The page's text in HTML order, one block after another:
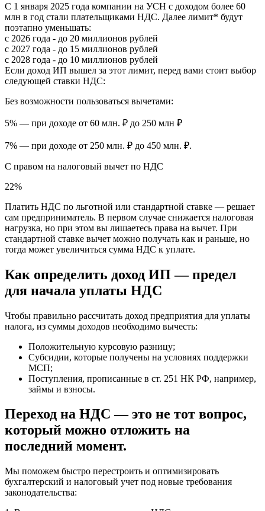
С 1 января 2025 года компании на УСН с доходом более 60
млн в год стали плательщиками НДС. Далее лимит* будут
поэтапно уменьшать:
с 2026 года - до 20 миллионов рублей
с 2027 года - до 15 миллионов рублей
с 2028 года - до 10 миллионов рублей
Если доход ИП вышел за этот лимит, перед вами стоит выбор
следующей ставки НДС:
Без возможности пользоваться вычетами:
5% — при доходе от 60 млн. ₽ до 250 млн ₽
7% — при доходе от 250 млн. ₽ до 450 млн. ₽.
С правом на налоговый вычет по НДС
22%
Платить НДС по льготной или стандартной ставке — решает
сам предприниматель. В первом случае снижается налоговая
нагрузка, но при этом вы лишаетесь права на вычет. При
стандартной ставке вычет можно получать как и раньше, но
тогда может увеличиться сумма НДС к уплате.
Как определить доход ИП — предел
для начала уплаты НДС
Чтобы правильно рассчитать доход предприятия для уплаты
налога, из суммы доходов необходимо вычесть:
Положительную курсовую разницу;
Субсидии, которые получены на условиях поддержки
МСП;
Поступления, прописанные в ст. 251 НК РФ, например,
займы и взносы.
Переход на НДС — это не тот вопрос,
который можно отложить на
последний момент.
Мы поможем быстро перестроить и оптимизировать
бухгалтерский и налоговый учет под новые требования
законодательства: